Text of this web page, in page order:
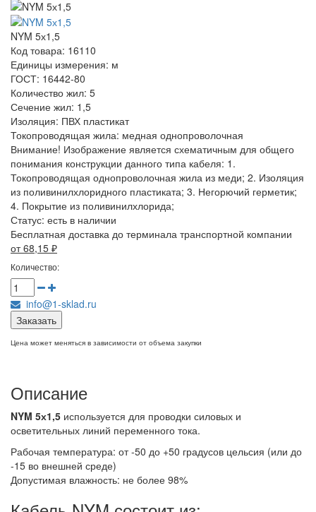
NYM 5х1,5
Код товара: 16110
Единицы измерения: м
ГОСТ: 16442-80
Количество жил: 5
Сечение жил: 1,5
Изоляция: ПВХ пластикат
Токопроводящая жила: медная однопроволочная
Внимание! Изображение является схематичным для общего
понимания конструкции данного типа кабеля: 1.
Токопроводящая однопроволочная жила из меди; 2. Изоляция
из поливинилхлоридного пластиката; 3. Негорючий герметик;
4. Покрытие из поливинилхлорида;
Статус: есть в наличии
Бесплатная доставка до терминала транспортной компании
от 68,15 ₽
Количество:
info@1-sklad.ru
Заказать
Цена может меняться в зависимости от объема закупки
Описание
NYM 5х1,5 используется для проводки силовых и
осветительных линий переменного тока.
Рабочая температура: от -50 до +50 градусов цельсия (или до
-15 во внешней среде)
Допустимая влажность: не более 98%